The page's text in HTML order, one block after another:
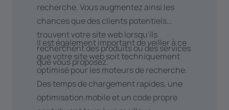
recherche. Vous augmentez ainsi les
chances que des clients potentiels
trouvent votre site web lorsqu'ils
recherchent des produits ou des services
que vous proposez.
Il est également important de veiller à ce
que votre site web soit techniquement
optimisé pour les moteurs de recherche.
Des temps de chargement rapides, une
optimisation mobile et un code propre